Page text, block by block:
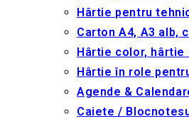
Hârtie pentru
Carton A4, A3 alb,
Hârtie color, hârtie
Hârtie în role
Agende &
Caiete /